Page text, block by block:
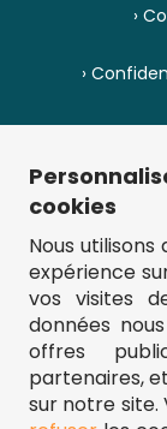
›
›
›
** Frais
fou-de-
cookies
Nous
expérience
vos visites
données
offres
partenaires,
sur notre site.